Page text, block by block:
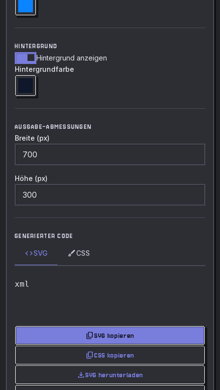
HINTERGRUND
Hintergrund anzeigen
Hintergrundfarbe
AUSGABE-ABMESSUNGEN
Breite (px)
Höhe (px)
GENERIERTER CODE
codeSVG brushCSS
xml
content_copySVG kopieren
content_copyCSS kopieren
downloadSVG herunterladen